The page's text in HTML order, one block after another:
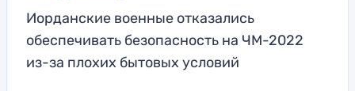
Иорданские военные отказались
обеспечивать безопасность на ЧМ-2022
из-за плохих бытовых условий